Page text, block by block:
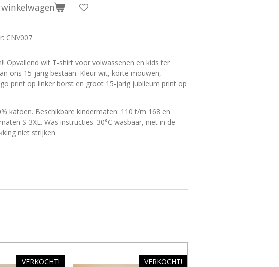
CNV007
Opvallend wit T-shirt voor volwassenen en kids ter
ons 15-jarig bestaan. Kleur wit, korte mouwen,
print op linker borst en groot 15-jarig jubileum print op
katoen. Beschikbare kindermaten: 110 t/m 168 en
S-3XL. Was instructies: 30°C wasbaar, niet in de
niet strijken.
VERKOCHT! VERKOCHT!